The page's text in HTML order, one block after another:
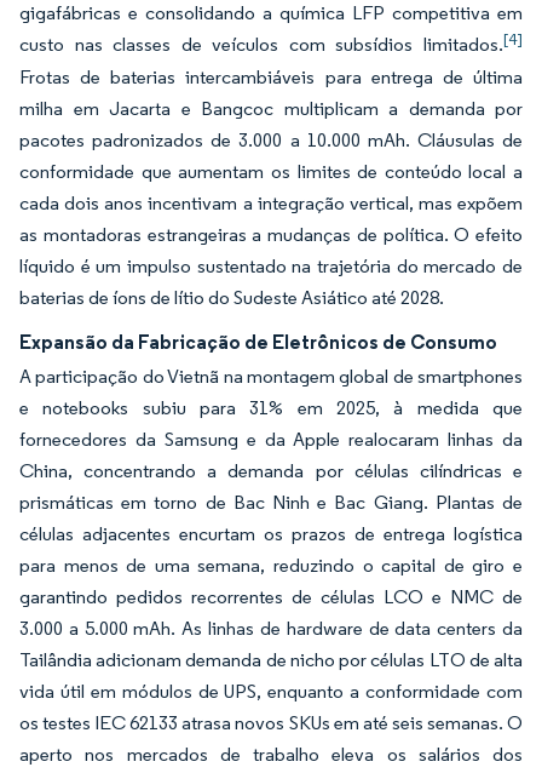
gigafábricas e consolidando a química LFP competitiva em
custo nas classes de veículos com subsídios limitados.[4]
Frotas de baterias intercambiáveis para entrega de última
milha em Jacarta e Bangcoc multiplicam a demanda por
pacotes padronizados de 3.000 a 10.000 mAh. Cláusulas de
conformidade que aumentam os limites de conteúdo local a
cada dois anos incentivam a integração vertical, mas expõem
as montadoras estrangeiras a mudanças de política. O efeito
líquido é um impulso sustentado na trajetória do mercado de
baterias de íons de lítio do Sudeste Asiático até 2028.
Expansão da Fabricação de Eletrônicos de Consumo
A participação do Vietnã na montagem global de smartphones
e notebooks subiu para 31% em 2025, à medida que
fornecedores da Samsung e da Apple realocaram linhas da
China, concentrando a demanda por células cilíndricas e
prismáticas em torno de Bac Ninh e Bac Giang. Plantas de
células adjacentes encurtam os prazos de entrega logística
para menos de uma semana, reduzindo o capital de giro e
garantindo pedidos recorrentes de células LCO e NMC de
3.000 a 5.000 mAh. As linhas de hardware de data centers da
Tailândia adicionam demanda de nicho por células LTO de alta
vida útil em módulos de UPS, enquanto a conformidade com
os testes IEC 62133 atrasa novos SKUs em até seis semanas. O
aperto nos mercados de trabalho eleva os salários dos